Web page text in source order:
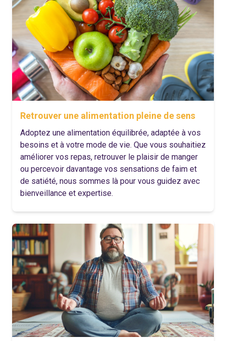
Retrouver une alimentation pleine de sens
Adoptez une alimentation équilibrée, adaptée à vos
besoins et à votre mode de vie. Que vous souhaitiez
améliorer vos repas, retrouver le plaisir de manger
ou percevoir davantage vos sensations de faim et
de satiété, nous sommes là pour vous guidez avec
bienveillance et expertise.